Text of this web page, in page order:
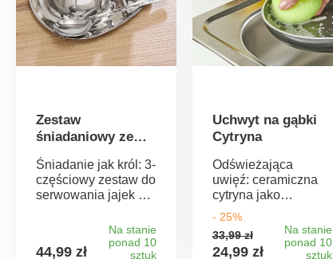
Zestaw
śniadaniowy ze
stali nierdzewnej z
jajkiem
Śniadanie jak król: 3-
częściowy zestaw do
serwowania jajek na
wyjątkowo elegancki
komplecie taca,
44,99 zł
Na stanie
ponad 10
sztuk
Uchwyt na gąbki
Cytryna
Odświeżająca
uwięź: ceramiczna
cytryna jako
higieniczna
zmywalna półka do
suszenia gąbki do
naczyń. Chroni blat
- 25%
33,99 zł
24,99 zł
Na stanie
ponad 10
sztuk